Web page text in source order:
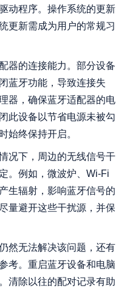
动程序。操作系统的更新
更新需成为用户的常规习
器的连接能力。部分设备
蓝牙功能，导致连接失
器，确保蓝牙适配器的电
此设备以节省电源未被勾
始终保持开启。
况下，周边的无线信号干
。例如，微波炉、Wi-Fi
生辐射，影响蓝牙信号的
量避开这些干扰源，并保
然无法解决该问题，还有
考。重启蓝牙设备和电脑
清除以往的配对记录有助